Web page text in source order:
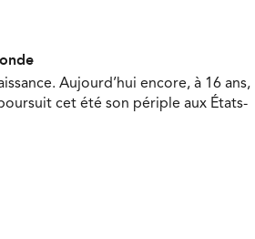
Aujourd’hui encore, à 16 ans,
cet été son périple aux États-